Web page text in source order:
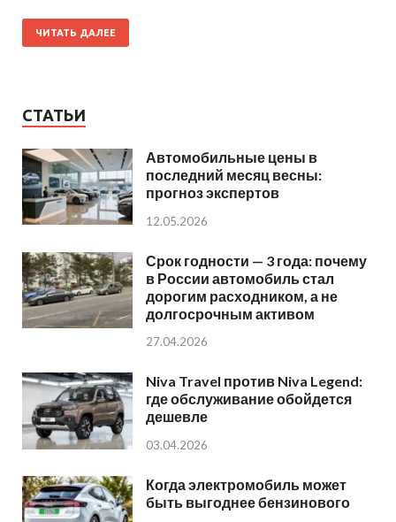
ЧИТАТЬ ДАЛЕЕ
СТАТЬИ
Автомобильные цены в
последний месяц весны:
прогноз экспертов
12.05.2026
Срок годности — 3 года: почему
в России автомобиль стал
дорогим расходником, а не
долгосрочным активом
27.04.2026
Niva Travel против Niva Legend:
где обслуживание обойдется
дешевле
03.04.2026
Когда электромобиль может
быть выгоднее бензинового